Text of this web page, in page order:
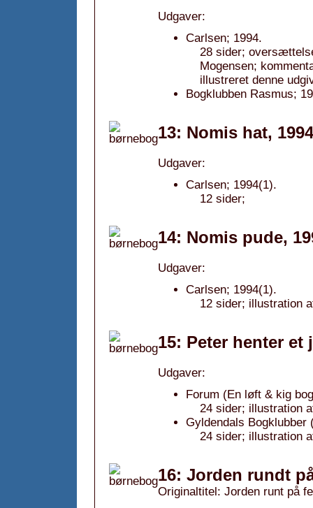
Udgaver:
Carlsen; 1994.
28 sider;
Mogensen;
illustreret denne
Bogklubben Rasmus;
13: Nomis hat, 1994
Udgaver:
Carlsen; 1994(1).
12 sider;
14: Nomis pude,
Udgaver:
Carlsen; 1994(1).
12 sider; illustration
15: Peter henter et
Udgaver:
Forum (En løft & kig
24 sider; illustration
Gyldendals Bogklubber
24 sider; illustration
16: Jorden rundt
Originaltitel: Jorden runt på